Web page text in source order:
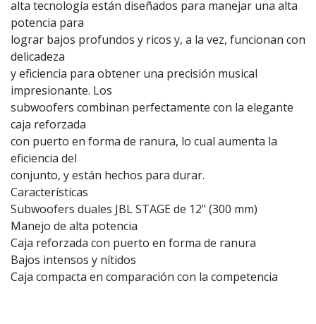
alta tecnología están diseñados para manejar una alta
potencia para
lograr bajos profundos y ricos y, a la vez, funcionan con
delicadeza
y eficiencia para obtener una precisión musical
impresionante. Los
subwoofers combinan perfectamente con la elegante
caja reforzada
con puerto en forma de ranura, lo cual aumenta la
eficiencia del
conjunto, y están hechos para durar.
Características
Subwoofers duales JBL STAGE de 12" (300 mm)
Manejo de alta potencia
Caja reforzada con puerto en forma de ranura
Bajos intensos y nítidos
Caja compacta en comparación con la competencia